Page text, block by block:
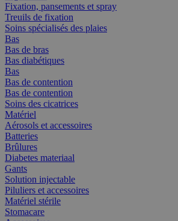
Fixation, pansements et spray
Treuils de fixation
Soins spécialisés des plaies
Bas
Bas de bras
Bas diabétiques
Bas
Bas de contention
Bas de contention
Soins des cicatrices
Matériel
Aérosols et accessoires
Batteries
Brûlures
Diabetes materiaal
Gants
Solution injectable
Piluliers et accessoires
Matériel stérile
Stomacare